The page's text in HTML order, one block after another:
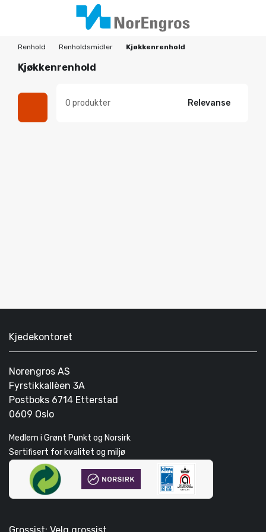
Renhold Renholdsmidler Kjøkkenrenhold
Kjøkkenrenhold
0 produkter Relevanse
Kjedekontoret
Norengros AS
Fyrstikkallèen 3A
Postboks 6714 Etterstad
0609 Oslo
Medlem i Grønt Punkt og Norsirk
Sertifisert for kvalitet og miljø